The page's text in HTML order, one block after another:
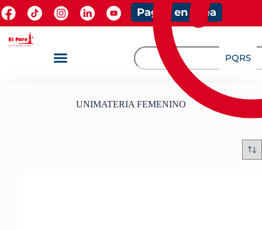
Pagos en línea
PQRS
UNIMATERIA FEMENINO